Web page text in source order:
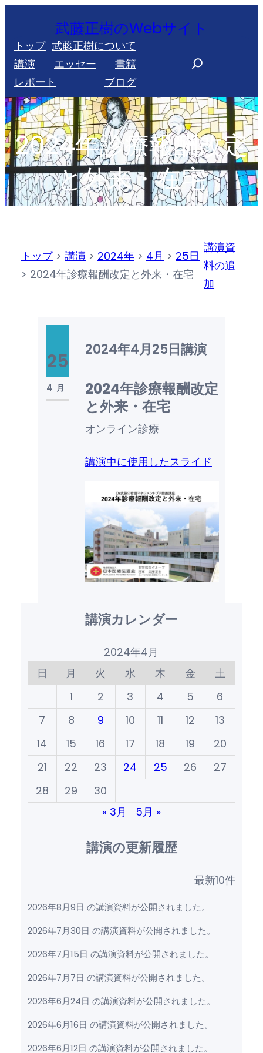
を
ス
キ
ッ
プ
武藤正樹のWebサイト
トップ 武藤正樹について
講演
エッセー
書籍
レポート
ブログ
r
c
h
2024年診療報酬改定
と外来・在宅
トップ> 講演 > 2024年 > 4月 > 25日
> 2024年診療報酬改定と外来・在宅
講演資
料の追
加
25
4月
2024年4月25日講演
2024年診療報酬改定
と外来・在宅
オンライン診療
講演中に使用したスライド
講演カレンダー
2024年4月
日
月 火 水 木 金
土
1
2 3 4 5
6
7
8 9 10 11 12
13
14
15 16 17 18 19
20
21
22 23 24 25 26
27
28
29
30
« 3月
5月 »
講演の更新履歴
最新10件
2026年8月9日 の講演資料が公開されました。
2026年7月30日 の講演資料が公開されました。
2026年7月15日 の講演資料が公開されました。
2026年7月7日 の講演資料が公開されました。
2026年6月24日 の講演資料が公開されました。
2026年6月16日 の講演資料が公開されました。
2026年6月12日 の講演資料が公開されました。